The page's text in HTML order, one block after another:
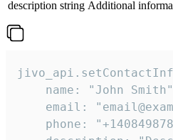
description string Additional
name: "John
email:
phone: